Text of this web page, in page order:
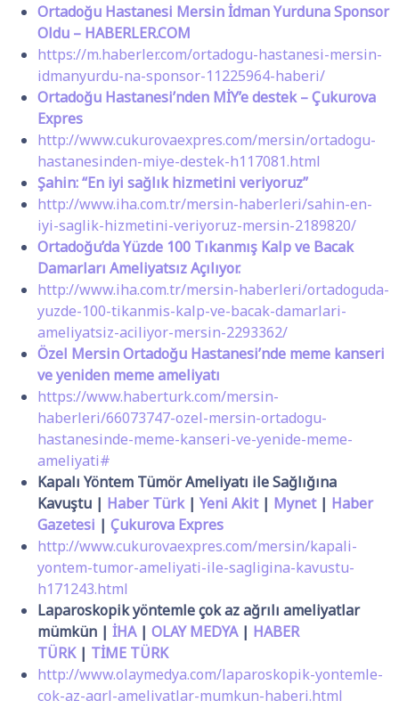
Ortadoğu Hastanesi Mersin İdman Yurduna Sponsor
Oldu – HABERLER.COM
https://m.haberler.com/ortadogu-hastanesi-mersin-
idmanyurdu-na-sponsor-11225964-haberi/
Ortadoğu Hastanesi’nden MİY’e destek – Çukurova
Expres
http://www.cukurovaexpres.com/mersin/ortadogu-
hastanesinden-miye-destek-h117081.html
Şahin: “En iyi sağlık hizmetini veriyoruz”
http://www.iha.com.tr/mersin-haberleri/sahin-en-
iyi-saglik-hizmetini-veriyoruz-mersin-2189820/
Ortadoğu’da Yüzde 100 Tıkanmış Kalp ve Bacak
Damarları Ameliyatsız Açılıyor.
http://www.iha.com.tr/mersin-haberleri/ortadoguda-
yuzde-100-tikanmis-kalp-ve-bacak-damarlari-
ameliyatsiz-aciliyor-mersin-2293362/
Özel Mersin Ortadoğu Hastanesi’nde meme kanseri
ve yeniden meme ameliyatı
https://www.haberturk.com/mersin-
haberleri/66073747-ozel-mersin-ortadogu-
hastanesinde-meme-kanseri-ve-yenide-meme-
ameliyati#
Kapalı Yöntem Tümör Ameliyatı ile Sağlığına
Kavuştu | Haber Türk| Yeni Akit| Mynet| Haber
Gazetesi | Çukurova Expres
http://www.cukurovaexpres.com/mersin/kapali-
yontem-tumor-ameliyati-ile-sagligina-kavustu-
h171243.html
Laparoskopik yöntemle çok az ağrılı ameliyatlar
mümkün | İHA| OLAY MEDYA| HABER
TÜRK| TİME TÜRK
http://www.olaymedya.com/laparoskopik-yontemle-
cok-az-agrl-ameliyatlar-mumkun-haberi.html